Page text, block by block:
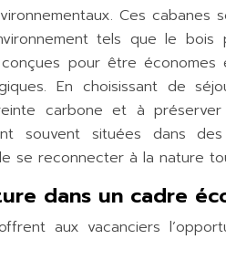
Ces cabanes
tels que le
pour être
En choisissant de
carbone et à
souvent situées dans
se reconnecter à la nature
dans un cadre
aux vacanciers